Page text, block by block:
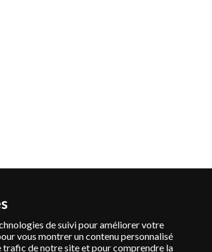
de suivi pour améliorer votre
vous montrer un contenu personnalisé
de notre site et pour comprendre la